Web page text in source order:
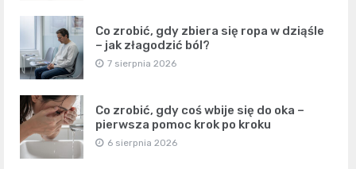
Co zrobić, gdy zbiera się ropa w dziąśle
– jak złagodzić ból?
7 sierpnia 2026
Co zrobić, gdy coś wbije się do oka –
pierwsza pomoc krok po kroku
6 sierpnia 2026